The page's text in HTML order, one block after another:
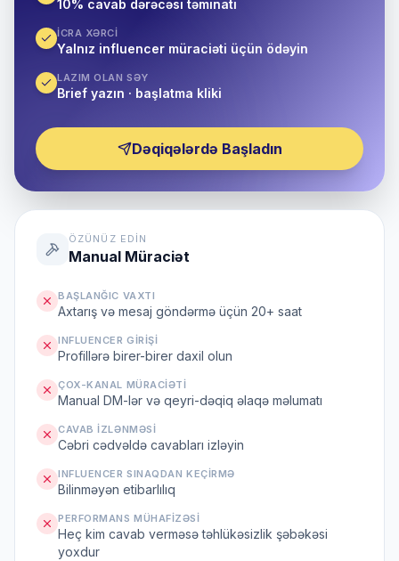
10% cavab dərəcəsi təminatı
İCRA XƏRCI
Yalnız influencer müraciəti üçün ödəyin
LAZIM OLAN SƏY
Brief yazın · başlatma kliki
Dəqiqələrdə Başladın
ÖZÜNÜZ EDIN
Manual Müraciət
BAŞLANĞIC VAXTI
Axtarış və mesaj göndərmə üçün 20+ saat
INFLUENCER GIRIŞI
Profillərə birer-birer daxil olun
ÇOX-KANAL MÜRACIƏTI
Manual DM-lər və qeyri-dəqiq əlaqə məlumatı
CAVAB IZLƏNMƏSI
Cəbri cədvəldə cavabları izləyin
INFLUENCER SINAQDAN KEÇIRMƏ
Bilinməyən etibarlılıq
PERFORMANS MÜHAFIZƏSI
Heç kim cavab verməsə təhlükəsizlik şəbəkəsi
yoxdur